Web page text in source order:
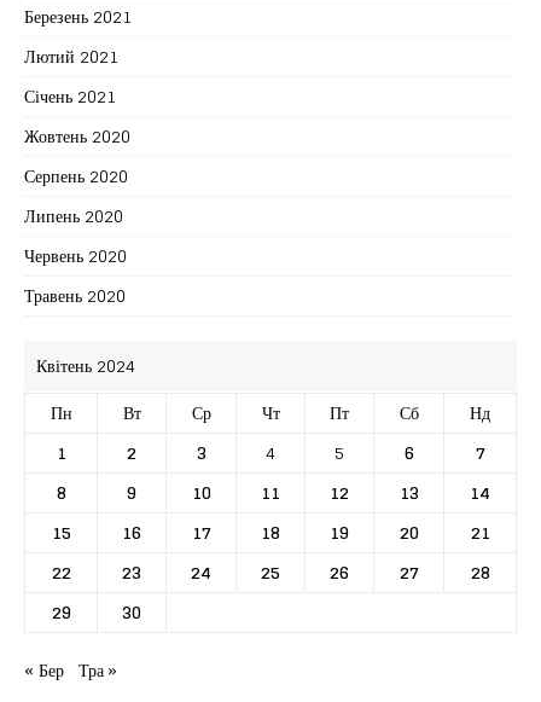
Березень 2021
Лютий 2021
Січень 2021
Жовтень 2020
Серпень 2020
Липень 2020
Червень 2020
Травень 2020
Квітень 2024
Пн
Вт Ср Чт Пт Сб
Нд
1
2 3 4 5 6
7
8
9 10 11 12 13
14
15
16 17 18 19 20
21
22
23 24 25 26 27
28
29
30
« Бер Тра »